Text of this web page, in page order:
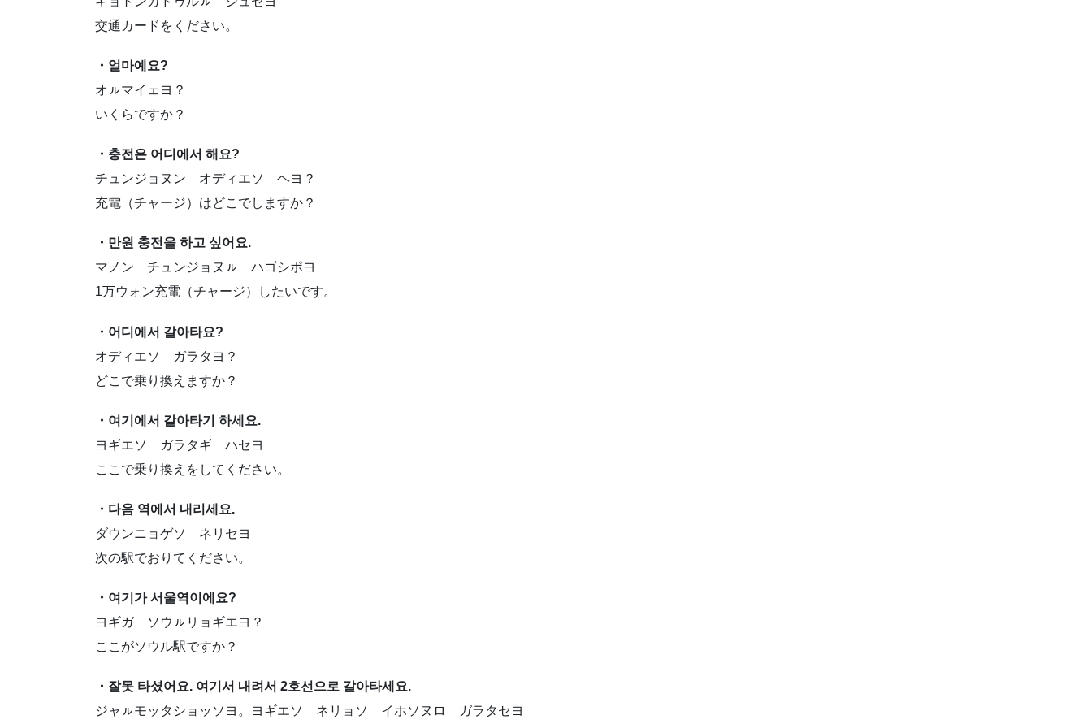
交通カードをください。
・얼마예요?
オㇽマイェヨ？
いくらですか？
・충전은 어디에서 해요?
チュンジョヌン オディエソ ヘヨ？
充電（チャージ）はどこでしますか？
・만원 충전을 하고 싶어요.
マノン チュンジョヌㇽ ハゴシポヨ
1万ウォン充電（チャージ）したいです。
・어디에서 갈아타요?
オディエソ ガラタヨ？
どこで乗り換えますか？
・여기에서 갈아타기 하세요.
ヨギエソ ガラタギ ハセヨ
ここで乗り換えをしてください。
・다음 역에서 내리세요.
ダウンニョゲソ ネリセヨ
次の駅でおりてください。
・여기가 서울역이에요?
ヨギガ ソウㇽリョギエヨ？
ここがソウル駅ですか？
・잘못 타셨어요. 여기서 내려서 2호선으로 갈아타세요.
ジャㇽモッタショッソヨ。ヨギエソ ネリョソ イホソヌロ ガラタセヨ